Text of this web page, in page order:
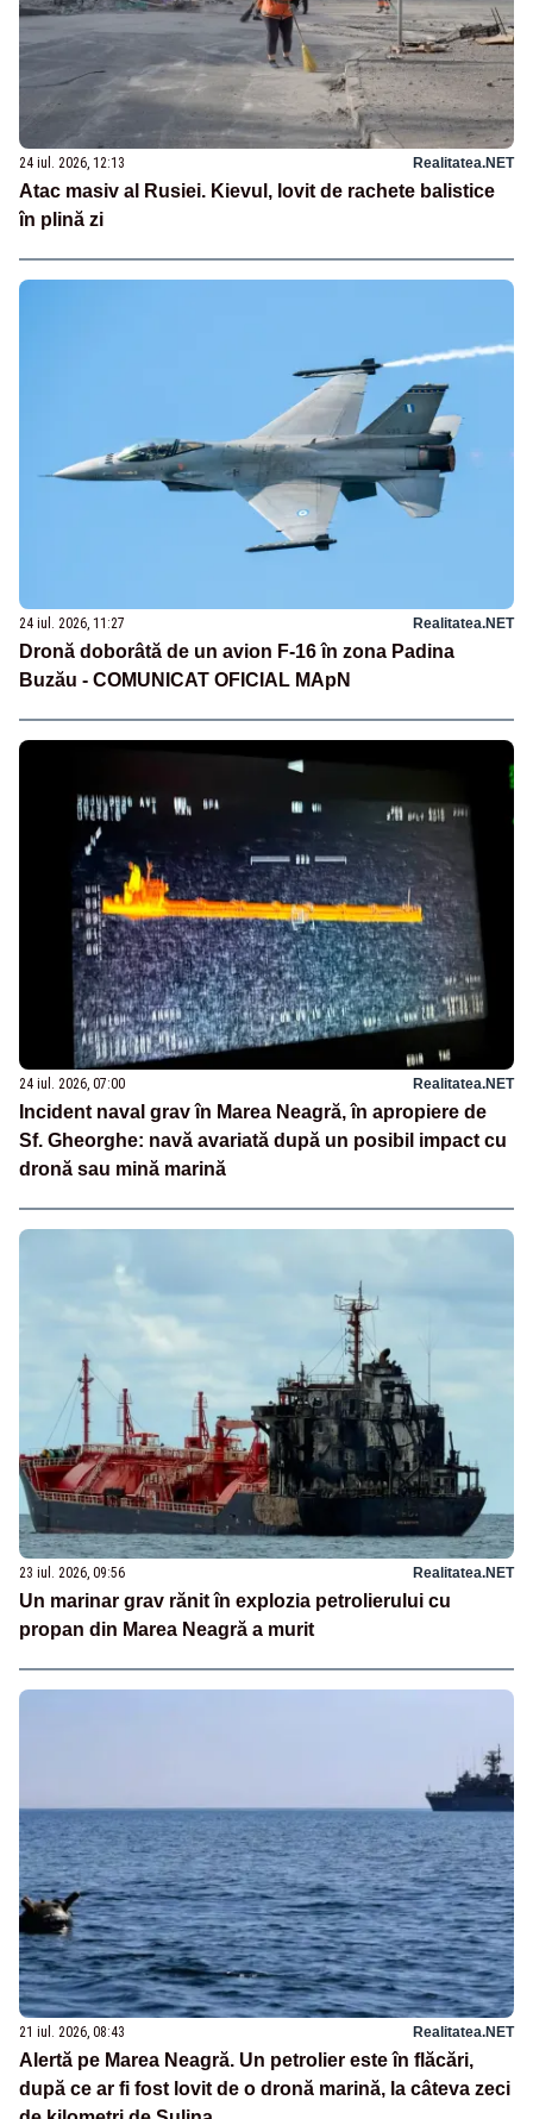
24 iul. 2026, 12:13 Realitatea.NET
Atac masiv al Rusiei. Kievul, lovit de rachete balistice
în plină zi
24 iul. 2026, 11:27 Realitatea.NET
Dronă doborâtă de un avion F‑16 în zona Padina
Buzău - COMUNICAT OFICIAL MApN
24 iul. 2026, 07:00 Realitatea.NET
Incident naval grav în Marea Neagră, în apropiere de
Sf. Gheorghe: navă avariată după un posibil impact cu
dronă sau mină marină
23 iul. 2026, 09:56 Realitatea.NET
Un marinar grav rănit în explozia petrolierului cu
propan din Marea Neagră a murit
21 iul. 2026, 08:43 Realitatea.NET
Alertă pe Marea Neagră. Un petrolier este în flăcări,
după ce ar fi fost lovit de o dronă marină, la câteva zeci